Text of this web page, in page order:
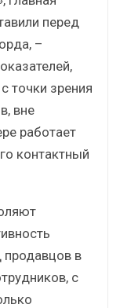
перед
–
точки зрения
вне
работает
контактный
продавцов в
с